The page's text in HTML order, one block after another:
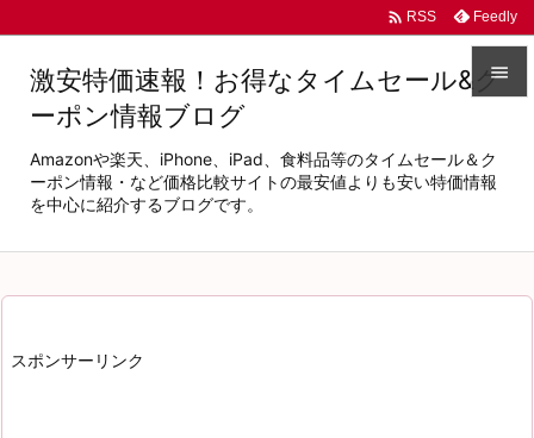




 RSS Feedly
激安特価速報！お得なタイムセール&ク
ーポン情報ブログ
Amazonや楽天、iPhone、iPad、食料品等のタイムセール＆ク
ーポン情報・など価格比較サイトの最安値よりも安い特価情報
を中心に紹介するブログです。
スポンサーリンク